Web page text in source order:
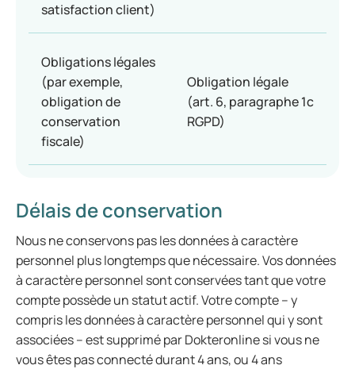
satisfaction client)
Obligations légales
(par exemple,
obligation de
conservation
fiscale)
Obligation légale
(art. 6, paragraphe 1c
RGPD)
Délais de conservation
Nous ne conservons pas les données à caractère
personnel plus longtemps que nécessaire. Vos données
à caractère personnel sont conservées tant que votre
compte possède un statut actif. Votre compte – y
compris les données à caractère personnel qui y sont
associées – est supprimé par Dokteronline si vous ne
vous êtes pas connecté durant 4 ans, ou 4 ans